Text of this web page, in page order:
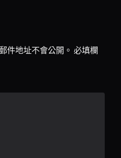
件地址不會公開。 必填欄